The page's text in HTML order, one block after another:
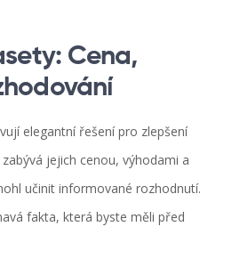
Cena,
elegantní řešení pro zlepšení
jejich cenou, výhodami a
učinit informované rozhodnutí.
fakta, která byste měli před